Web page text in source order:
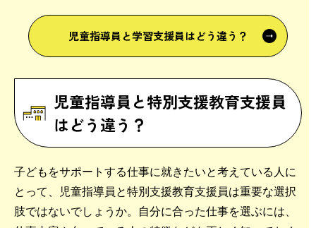
児童指導員と学習支援員はどう違う？
児童指導員と特別支援教育支援員
はどう違う？
子どもをサポートする仕事に就きたいと考えている人に
とって、児童指導員と特別支援教育支援員は重要な選択
肢ではないでしょうか。自分に合った仕事を選ぶには、